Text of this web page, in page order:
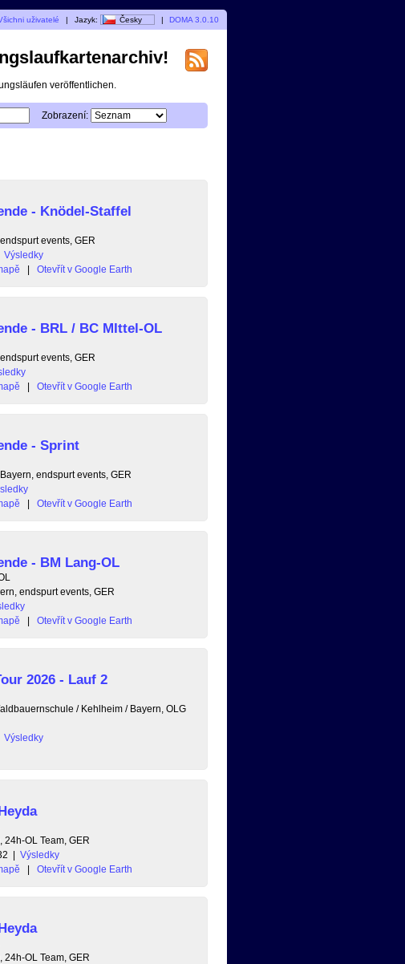
uživatelé | Jazyk: Česky | DOMA 3.0.10
veröffentlichen.
Zobrazení:
- Knödel-Staffel
events, GER
Výsledky
| Otevřít v Google Earth
- BRL / BC MIttel-OL
events, GER
| Otevřít v Google Earth
- Sprint
endspurt events, GER
| Otevřít v Google Earth
- BM Lang-OL
endspurt events, GER
| Otevřít v Google Earth
2026 - Lauf 2
/ Kehlheim / Bayern, OLG
Výsledky
24h-OL Team, GER
| Výsledky
| Otevřít v Google Earth
24h-OL Team, GER